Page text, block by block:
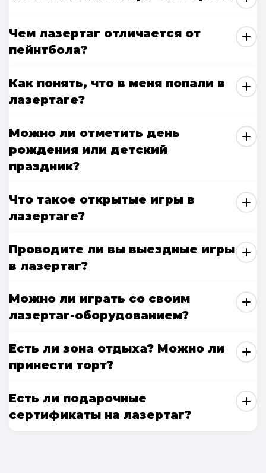
Чем лазертаг отличается от
пейнтбола?
Как понять, что в меня попали в
лазертаге?
Можно ли отметить день
рождения или детский
праздник?
Что такое открытые игры в
лазертаге?
Проводите ли вы выездные игры
в лазертаг?
Можно ли играть со своим
лазертаг-оборудованием?
Есть ли зона отдыха? Можно ли
принести торт?
Есть ли подарочные
сертификаты на лазертаг?